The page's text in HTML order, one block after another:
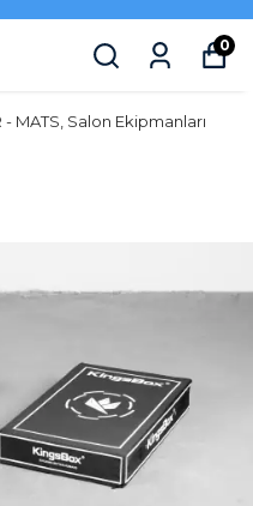
0
- MATS, Salon Ekipmanları